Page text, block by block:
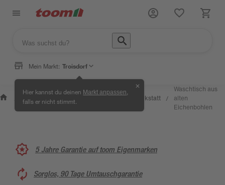
Mein Markt: Troisdorf
Hier kannst du deinen Markt anpassen
falls er nicht stimmt.
✕
Wissen
&
/
Selbermachen
& Ratgeber
Kreativwerkstatt /
Waschtisch aus
alten
Eichenbohlen
5 Jahre Garantie auf toom Eigenmarken
Sorglos, 90 Tage Umtauschgarantie